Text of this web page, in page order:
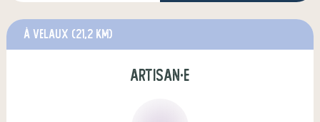
à Velaux (21,2 km)
artisan·e